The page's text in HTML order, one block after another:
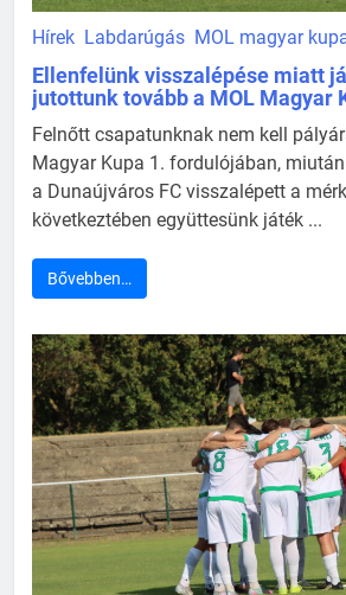
Hírek Labdarúgás MOL magyar
Ellenfelünk visszalépése miatt
jutottunk tovább a MOL Magyar
Felnőtt csapatunknak nem kell
Magyar Kupa 1. fordulójában,
a Dunaújváros FC visszalépett a
következtében együttesünk játék ...
Bővebben…